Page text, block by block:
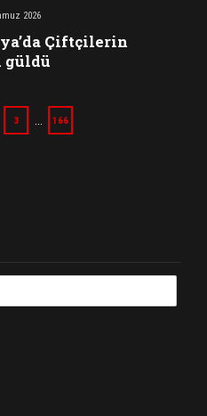
2026
Çiftçilerin
güldü
3 166